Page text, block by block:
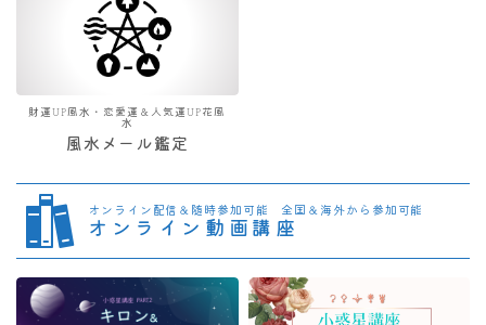
財運UP風水・恋愛運＆人気運UP花風
水
風水メール鑑定
オンライン配信＆随時参加可能 全国＆海外から参加可能
オンライン動画講座